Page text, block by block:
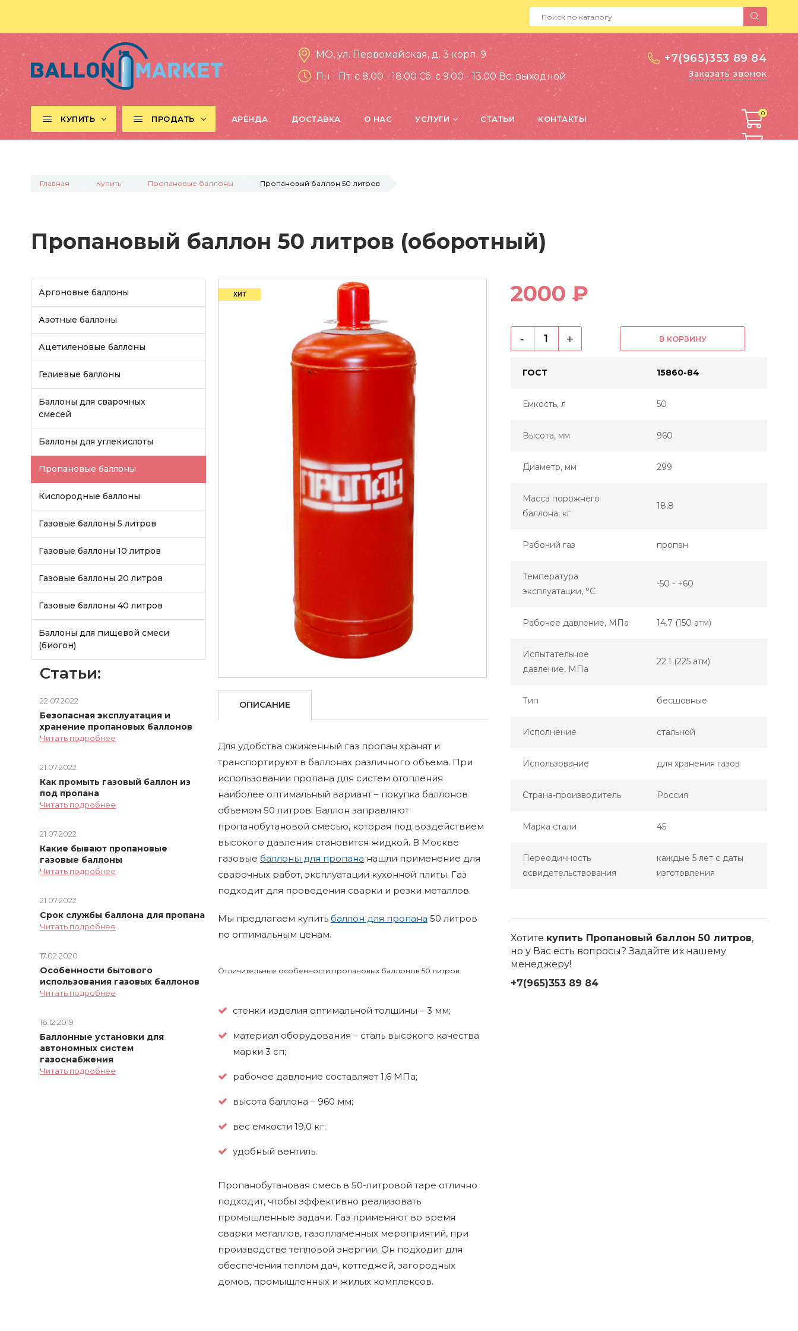
+7(965)353 89 84
Заказать звонок
МО, ул. Первомайская, д. 3 корп. 9
Пн - Пт: c 8.00 - 18.00 Сб: c 9.00 - 13.00 Вс: выходной
КУПИТЬ ПРОДАТЬ АРЕНДА ДОСТАВКА О НАС УСЛУГИ СТАТЬИ КОНТАКТЫ
0
0
Главная Купить Пропановые баллоны Пропановый баллон 50 литров
Пропановый баллон 50 литров (оборотный)
Аргоновые баллоны
Азотные баллоны
Ацетиленовые баллоны
Гелиевые баллоны
Баллоны для сварочных
смесей
Баллоны для углекислоты
Пропановые баллоны
Кислородные баллоны
Газовые баллоны 5 литров
Газовые баллоны 10 литров
Газовые баллоны 20 литров
Газовые баллоны 40 литров
Баллоны для пищевой смеси
(биогон)
Статьи:
22.07.2022
Безопасная эксплуатация и
хранение пропановых баллонов
Читать подробнее
21.07.2022
Как промыть газовый баллон из
под пропана
Читать подробнее
21.07.2022
Какие бывают пропановые
газовые баллоны
Читать подробнее
21.07.2022
Срок службы баллона для пропана
Читать подробнее
17.02.2020
Особенности бытового
использования газовых баллонов
Читать подробнее
16.12.2019
Баллонные установки для
автономных систем
газоснабжения
Читать подробнее
ХИТ
ОПИСАНИЕ
Для удобства сжиженный газ пропан хранят и
транспортируют в баллонах различного объема. При
использовании пропана для систем отопления
наиболее оптимальный вариант – покупка баллонов
объемом 50 литров. Баллон заправляют
пропанобутановой смесью, которая под воздействием
высокого давления становится жидкой. В Москве
газовые баллоны для пропана нашли применение для
сварочных работ, эксплуатации кухонной плиты. Газ
подходит для проведения сварки и резки металлов.
Мы предлагаем купить баллон для пропана 50 литров
по оптимальным ценам.
Отличительные особенности пропановых баллонов 50 литров:
стенки изделия оптимальной толщины – 3 мм;
материал оборудования – сталь высокого качества
марки 3 сп;
рабочее давление составляет 1,6 МПа;
высота баллона – 960 мм;
вес емкости 19,0 кг;
удобный вентиль.
Пропанобутановая смесь в 50-литровой таре отлично
подходит, чтобы эффективно реализовать
промышленные задачи. Газ применяют во время
сварки металлов, газопламенных мероприятий, при
производстве тепловой энергии. Он подходит для
обеспечения теплом дач, коттеджей, загородных
домов, промышленных и жилых комплексов.
2000 ₽
- + В КОРЗИНУ
ГОСТ 15860-84
Емкость, л 50
Высота, мм 960
Диаметр, мм 299
Масса порожнего
баллона, кг
18,8
Рабочий газ пропан
Температура
эксплуатации, °С
-50 - +60
Рабочее давление, МПа 14.7 (150 атм)
Испытательное
давление, МПа
22.1 (225 атм)
Тип бесшовные
Исполнение стальной
Использование для хранения газов
Страна-производитель Россия
Марка стали 45
Переодичность
освидетельствования
каждые 5 лет с даты
изготовления
Хотите купить Пропановый баллон 50 литров,
но у Вас есть вопросы? Задайте их нашему
менеджеру!
+7(965)353 89 84